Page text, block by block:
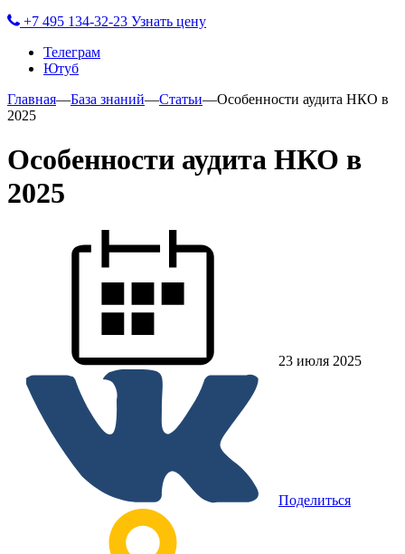
+7 495 134-32-23 Узнать цену
Телеграм
Ютуб
Главная—База знаний—Статьи—Особенности аудита НКО в
2025
Особенности аудита НКО в
2025
23 июля 2025
Поделиться